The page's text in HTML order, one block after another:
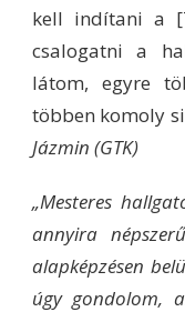
kell indítani a
csalogatni a
látom, egyre
többen komoly
Jázmin (GTK)
„Mesteres
annyira
alapképzésen
úgy gondolom,